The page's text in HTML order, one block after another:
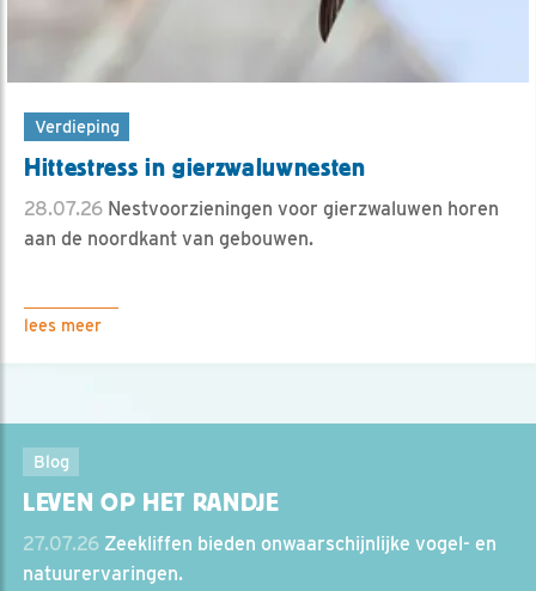
Verdieping
Hittestress in gierzwaluwnesten
28.07.26 Nestvoorzieningen voor gierzwaluwen horen
aan de noordkant van gebouwen.
lees meer
Blog
LEVEN OP HET RANDJE
27.07.26 Zeekliffen bieden onwaarschijnlijke vogel- en
natuurervaringen.